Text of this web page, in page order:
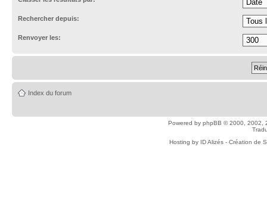
Rechercher depuis:
Renvoyer les:
Index du forum
Powered by phpBB © 2000, 2002,
Hosting by ID Alizés - Création de